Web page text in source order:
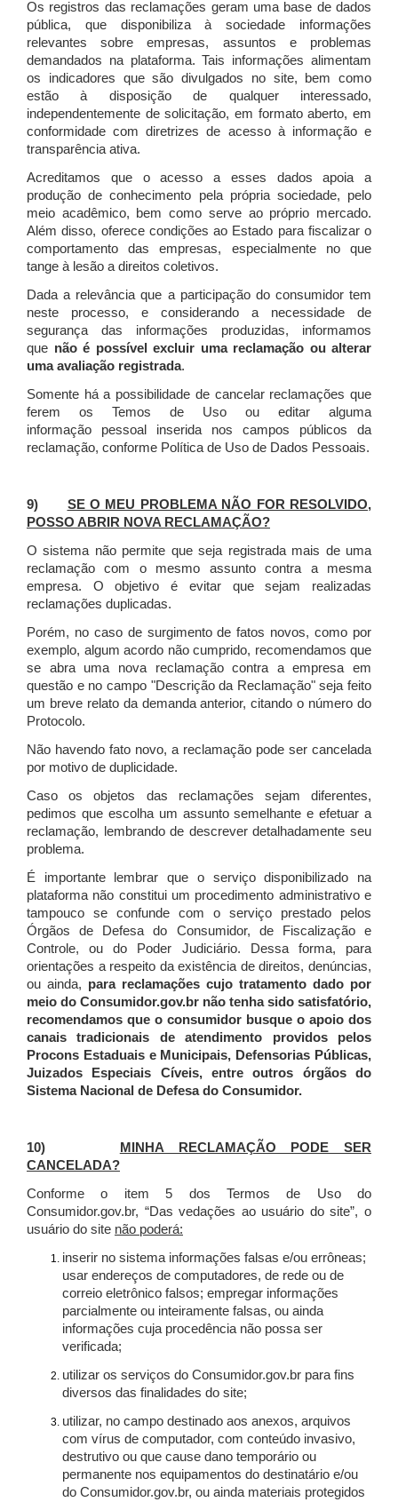
Os registros das reclamações geram uma base de dados
pública, que disponibiliza à sociedade informações
relevantes sobre empresas, assuntos e problemas
demandados na plataforma. Tais informações alimentam
os indicadores que são divulgados no site, bem como
estão à disposição de qualquer interessado,
independentemente de solicitação, em formato aberto, em
conformidade com diretrizes de acesso à informação e
transparência ativa.
Acreditamos que o acesso a esses dados apoia a
produção de conhecimento pela própria sociedade, pelo
meio acadêmico, bem como serve ao próprio mercado.
Além disso, oferece condições ao Estado para fiscalizar o
comportamento das empresas, especialmente no que
tange à lesão a direitos coletivos.
Dada a relevância que a participação do consumidor tem
neste processo, e considerando a necessidade de
segurança das informações produzidas, informamos
que não é possível excluir uma reclamação ou alterar
uma avaliação registrada.
Somente há a possibilidade de cancelar reclamações que
ferem os Temos de Uso ou editar alguma
informação pessoal inserida nos campos públicos da
reclamação, conforme Política de Uso de Dados Pessoais.
9) SE O MEU PROBLEMA NÃO FOR RESOLVIDO,
POSSO ABRIR NOVA RECLAMAÇÃO?
O sistema não permite que seja registrada mais de uma
reclamação com o mesmo assunto contra a mesma
empresa. O objetivo é evitar que sejam realizadas
reclamações duplicadas.
Porém, no caso de surgimento de fatos novos, como por
exemplo, algum acordo não cumprido, recomendamos que
se abra uma nova reclamação contra a empresa em
questão e no campo "Descrição da Reclamação" seja feito
um breve relato da demanda anterior, citando o número do
Protocolo.
Não havendo fato novo, a reclamação pode ser cancelada
por motivo de duplicidade.
Caso os objetos das reclamações sejam diferentes,
pedimos que escolha um assunto semelhante e efetuar a
reclamação, lembrando de descrever detalhadamente seu
problema.
É importante lembrar que o serviço disponibilizado na
plataforma não constitui um procedimento administrativo e
tampouco se confunde com o serviço prestado pelos
Órgãos de Defesa do Consumidor, de Fiscalização e
Controle, ou do Poder Judiciário. Dessa forma, para
orientações a respeito da existência de direitos, denúncias,
ou ainda, para reclamações cujo tratamento dado por
meio do Consumidor.gov.br não tenha sido satisfatório,
recomendamos que o consumidor busque o apoio dos
canais tradicionais de atendimento providos pelos
Procons Estaduais e Municipais, Defensorias Públicas,
Juizados Especiais Cíveis, entre outros órgãos do
Sistema Nacional de Defesa do Consumidor.
10)
MINHA RECLAMAÇÃO PODE SER
CANCELADA?
Conforme o item 5 dos Termos de Uso do
Consumidor.gov.br, “Das vedações ao usuário do site”, o
usuário do site não poderá:
inserir no sistema informações falsas e/ou errôneas;
usar endereços de computadores, de rede ou de
correio eletrônico falsos; empregar informações
parcialmente ou inteiramente falsas, ou ainda
informações cuja procedência não possa ser
verificada;
utilizar os serviços do Consumidor.gov.br para fins
diversos das finalidades do site;
utilizar, no campo destinado aos anexos, arquivos
com vírus de computador, com conteúdo invasivo,
destrutivo ou que cause dano temporário ou
permanente nos equipamentos do destinatário e/ou
do Consumidor.gov.br, ou ainda materiais protegidos